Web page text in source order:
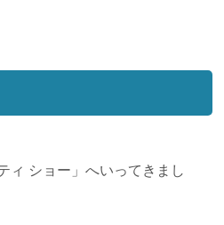
ィ ショー」へいってきまし